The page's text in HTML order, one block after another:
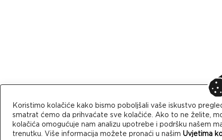
Koristimo kolačiće kako bismo poboljšali vaše iskustvo
smatrat ćemo da prihvaćate sve kolačiće. Ako to ne želite,
kolačića omogućuje nam analizu upotrebe i podršku našem
trenutku. Više informacija možete pronaći u našim Uvjetima